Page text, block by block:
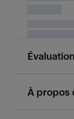
À propos